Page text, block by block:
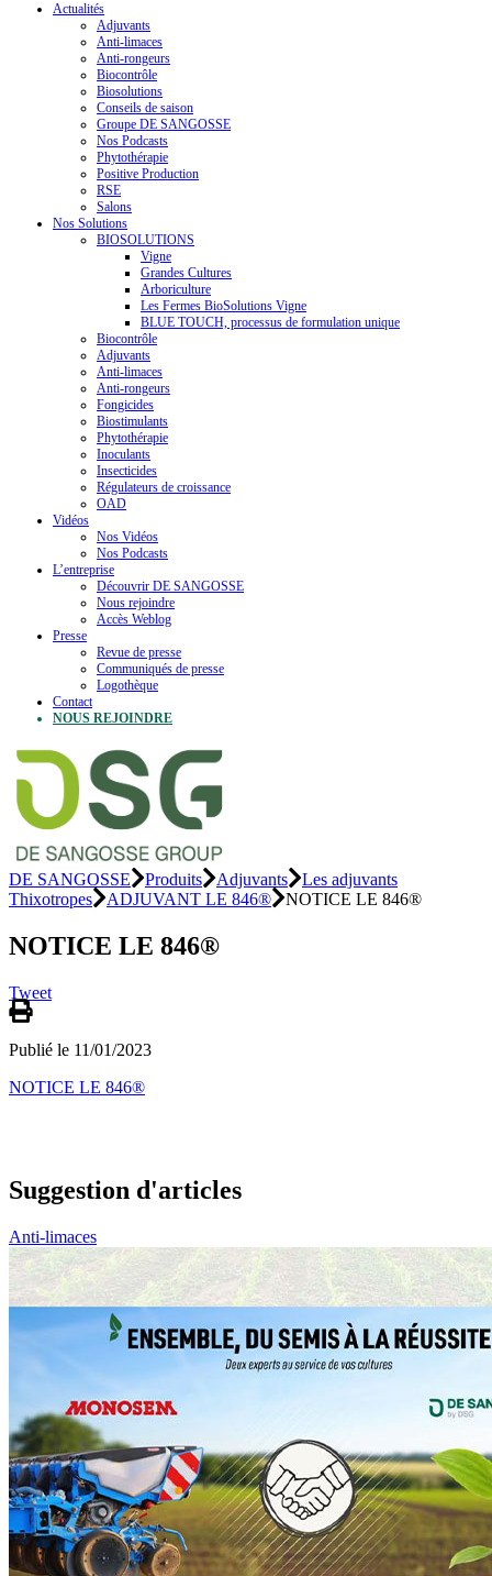
Actualités
Adjuvants
Anti-limaces
Anti-rongeurs
Biocontrôle
Biosolutions
Conseils de saison
Groupe DE SANGOSSE
Nos Podcasts
Phytothérapie
Positive Production
RSE
Salons
Nos Solutions
BIOSOLUTIONS
Vigne
Grandes Cultures
Arboriculture
Les Fermes BioSolutions Vigne
BLUE TOUCH, processus de formulation unique
Biocontrôle
Adjuvants
Anti-limaces
Anti-rongeurs
Fongicides
Biostimulants
Phytothérapie
Inoculants
Insecticides
Régulateurs de croissance
OAD
Vidéos
Nos Vidéos
Nos Podcasts
L’entreprise
Découvrir DE SANGOSSE
Nous rejoindre
Accès Weblog
Presse
Revue de presse
Communiqués de presse
Logothèque
Contact
NOUS REJOINDRE
DE SANGOSSE Produits Adjuvants
Les adjuvants
Thixotropes
ADJUVANT LE 846® NOTICE LE 846®
NOTICE LE 846®
Tweet
Publié le 11/01/2023
NOTICE LE 846®
Suggestion d'articles
Anti-limaces